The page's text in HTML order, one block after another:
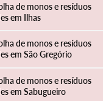
de monos e resíduos
em Ilhas
de monos e resíduos
em São Gregório
de monos e resíduos
em Sabugueiro